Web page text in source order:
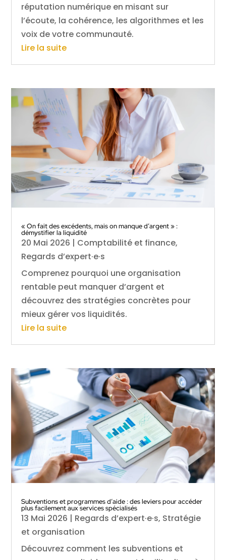
réputation numérique en misant sur
l’écoute, la cohérence, les algorithmes et les
voix de votre communauté.
Lire la suite
« On fait des excédents, mais on manque d’argent » :
démystifier la liquidité
20 Mai 2026 | Comptabilité et finance,
Regards d’expert·e·s
Comprenez pourquoi une organisation
rentable peut manquer d’argent et
découvrez des stratégies concrètes pour
mieux gérer vos liquidités.
Lire la suite
Subventions et programmes d’aide : des leviers pour accéder
plus facilement aux services spécialisés
13 Mai 2026 | Regards d’expert·e·s, Stratégie
et organisation
Découvrez comment les subventions et